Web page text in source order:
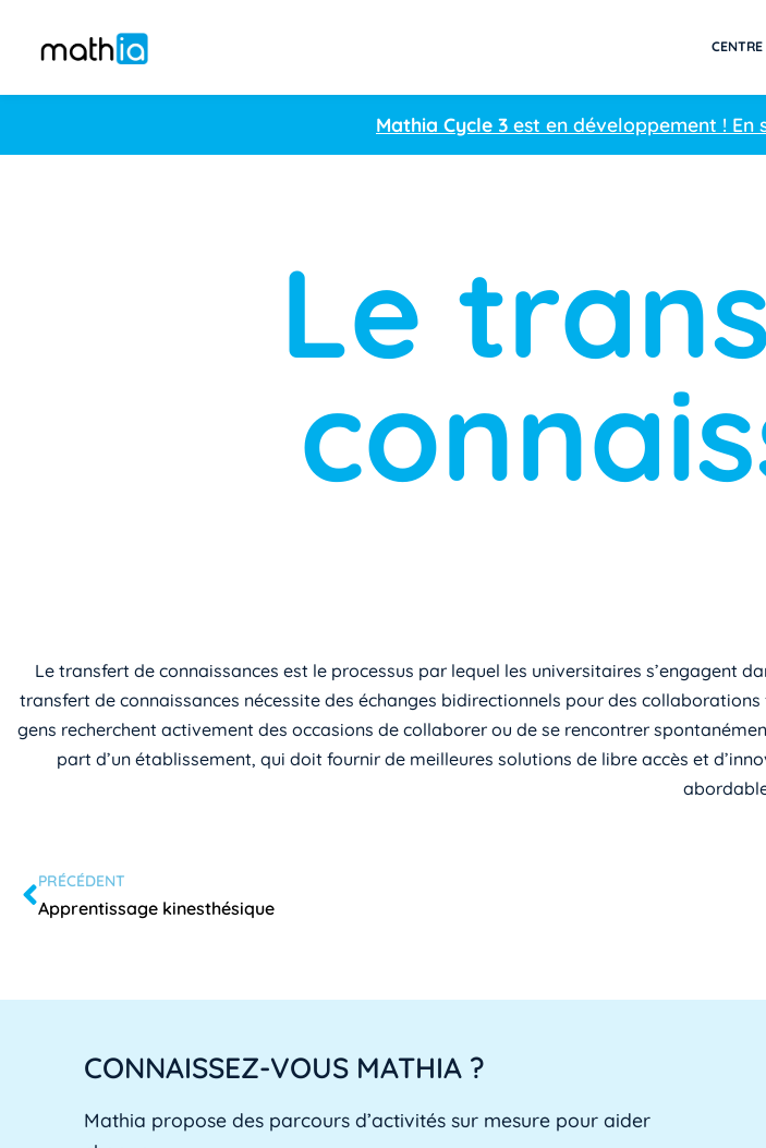
CENTRE
Mathia Cycle 3 est en développement ! En
Le
Le transfert de connaissances est le processus par lequel les universitaires s’engagent
transfert de connaissances nécessite des échanges bidirectionnels pour des
gens recherchent activement des occasions de collaborer ou de se rencontrer
part d’un établissement, qui doit fournir de meilleures solutions de libre accès et
PRÉCÉDENT
Apprentissage kinesthésique
CONNAISSEZ-VOUS MATHIA ?
Mathia propose des parcours d’activités sur mesure pour aider